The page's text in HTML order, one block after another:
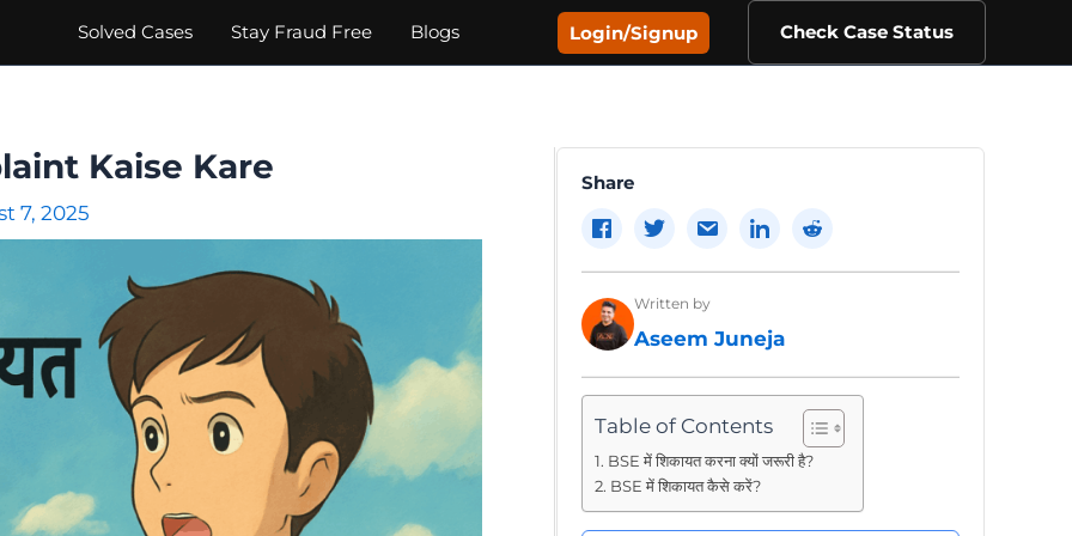
Solved Cases Stay Fraud Free Blogs Login/Signup Check Case Status
Kaise Kare
7, 2025
Share
Written by
Aseem Juneja
Table of Contents
BSE में शिकायत करना क्यों जरूरी है?
BSE में शिकायत कैसे करें?